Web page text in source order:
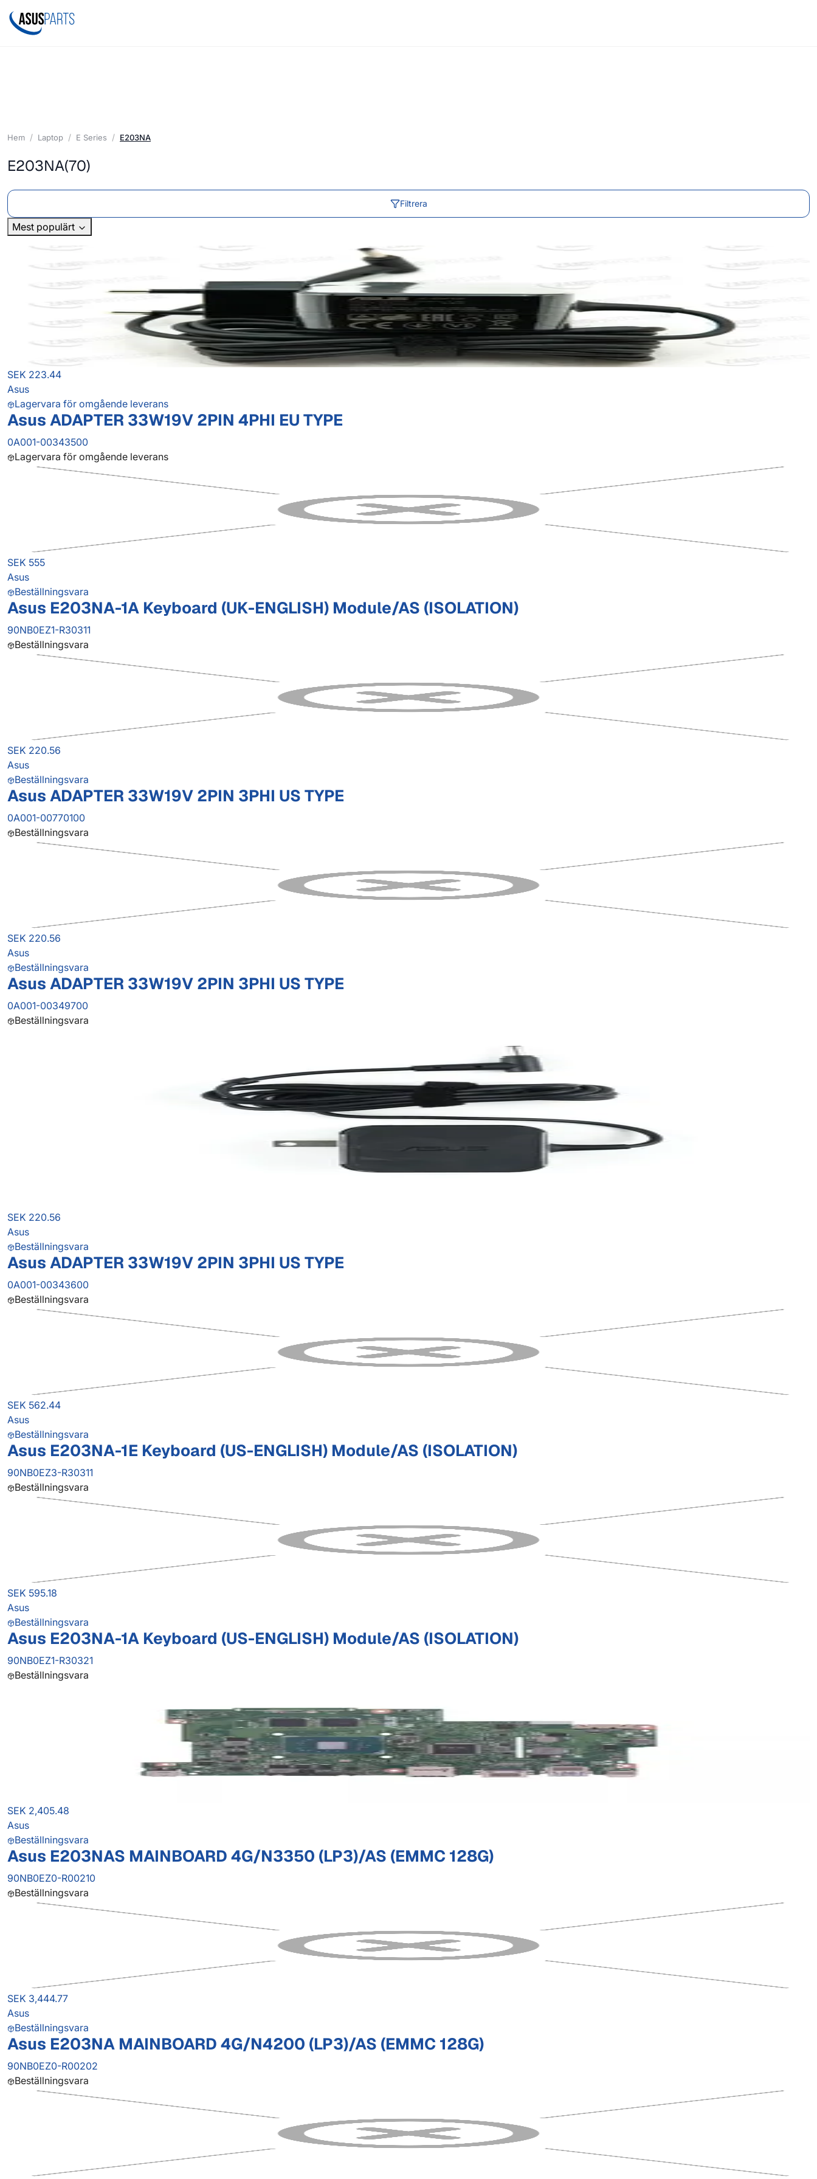
Hem Laptop E Series E203NA
E203NA(70)
Filtrera
Mest populärt
SEK 223.44
Asus
Lagervara för omgående leverans
Asus ADAPTER 33W19V 2PIN 4PHI EU TYPE
0A001-00343500
Lagervara för omgående leverans
SEK 555
Asus
Beställningsvara
Asus E203NA-1A Keyboard (UK-ENGLISH) Module/AS (ISOLATION)
90NB0EZ1-R30311
Beställningsvara
SEK 220.56
Asus
Beställningsvara
Asus ADAPTER 33W19V 2PIN 3PHI US TYPE
0A001-00770100
Beställningsvara
SEK 220.56
Asus
Beställningsvara
Asus ADAPTER 33W19V 2PIN 3PHI US TYPE
0A001-00349700
Beställningsvara
SEK 220.56
Asus
Beställningsvara
Asus ADAPTER 33W19V 2PIN 3PHI US TYPE
0A001-00343600
Beställningsvara
SEK 562.44
Asus
Beställningsvara
Asus E203NA-1E Keyboard (US-ENGLISH) Module/AS (ISOLATION)
90NB0EZ3-R30311
Beställningsvara
SEK 595.18
Asus
Beställningsvara
Asus E203NA-1A Keyboard (US-ENGLISH) Module/AS (ISOLATION)
90NB0EZ1-R30321
Beställningsvara
SEK 2,405.48
Asus
Beställningsvara
Asus E203NAS MAINBOARD 4G/N3350 (LP3)/AS (EMMC 128G)
90NB0EZ0-R00210
Beställningsvara
SEK 3,444.77
Asus
Beställningsvara
Asus E203NA MAINBOARD 4G/N4200 (LP3)/AS (EMMC 128G)
90NB0EZ0-R00202
Beställningsvara